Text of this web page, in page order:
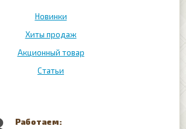
Новинки
Хиты продаж
Акционный товар
Статьи
Работаем: